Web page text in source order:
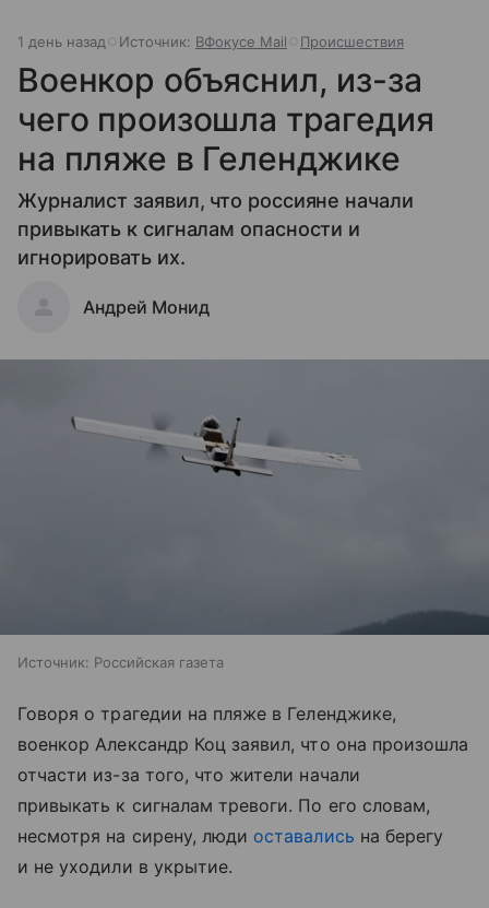
1 день назад Источник: ВФокусе Mail Происшествия
Военкор объяснил, из-за
чего произошла трагедия
на пляже в Геленджике
Журналист заявил, что россияне начали
привыкать к сигналам опасности и
игнорировать их.
Андрей Монид
Источник: Российская газета
Говоря о трагедии на пляже в Геленджике,
военкор Александр Коц заявил, что она произошла
отчасти из-за того, что жители начали
привыкать к сигналам тревоги. По его словам,
несмотря на сирену, люди оставались на берегу
и не уходили в укрытие.